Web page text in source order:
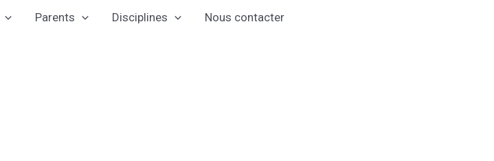
Parents Disciplines Nous contacter